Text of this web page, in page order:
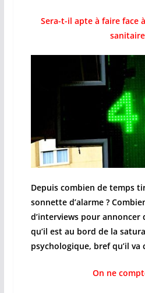
Sera-t-il apte à faire face
Depuis combien de temps
sonnette d’alarme ?
d’interviews pour annoncer
qu’il est au bord de la
psychologique, bref qu’il va
On ne